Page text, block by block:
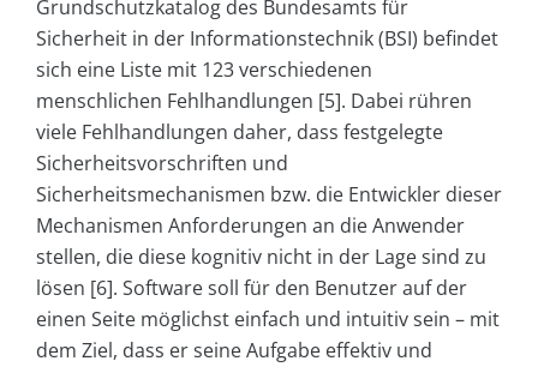
Grundschutzkatalog des Bundesamts für
Sicherheit in der Informationstechnik (BSI) befindet
sich eine Liste mit 123 verschiedenen
menschlichen Fehlhandlungen [5]. Dabei rühren
viele Fehlhandlungen daher, dass festgelegte
Sicherheitsvorschriften und
Sicherheitsmechanismen bzw. die Entwickler dieser
Mechanismen Anforderungen an die Anwender
stellen, die diese kognitiv nicht in der Lage sind zu
lösen [6]. Software soll für den Benutzer auf der
einen Seite möglichst einfach und intuitiv sein – mit
dem Ziel, dass er seine Aufgabe effektiv und